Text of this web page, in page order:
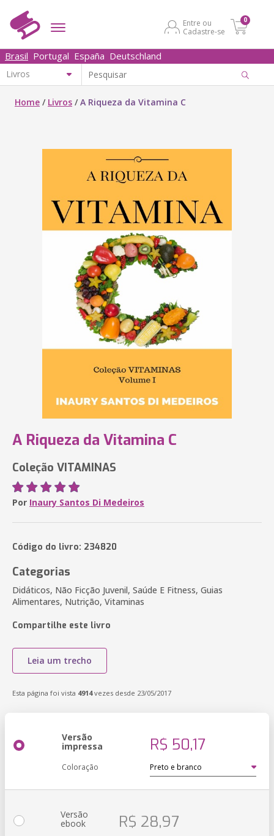
Entre ou
Cadastre-se
0
Brasil Portugal España Deutschland
Home / Livros /A Riqueza da Vitamina C
A Riqueza da Vitamina C
Coleção VITAMINAS
Por Inaury Santos Di Medeiros
Código do livro: 234820
Categorias
Didáticos, Não Ficção Juvenil, Saúde E Fitness, Guias
Alimentares, Nutrição, Vitaminas
Compartilhe este livro
Leia um trecho
Esta página foi vista 4914vezes desde 23/05/2017
Versão
impressa R$ 50,17
Coloração
Versão
ebook R$ 28,97